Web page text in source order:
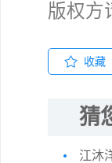
版权方
收藏
猜
江沐